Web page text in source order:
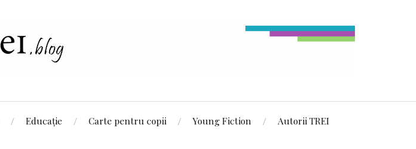
Educație Carte pentru copii Young Fiction Autorii TREI